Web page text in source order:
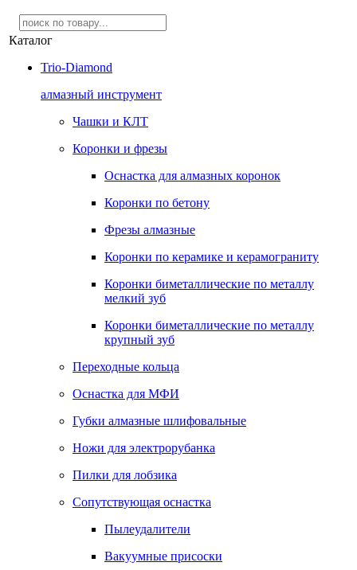
Каталог
Trio-Diamond
алмазный инструмент
Чашки и КЛТ
Коронки и фрезы
Оснастка для алмазных коронок
Коронки по бетону
Фрезы алмазные
Коронки по керамике и керамограниту
Коронки биметаллические по металлу
мелкий зуб
Коронки биметаллические по металлу
крупный зуб
Переходные кольца
Оснастка для МФИ
Губки алмазные шлифовальные
Ножи для электрорубанка
Пилки для лобзика
Сопутствующая оснастка
Пылеудалители
Вакуумные присоски